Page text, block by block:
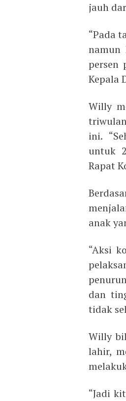
jauh
“Pada
namun
persen
Kepala
Willy
ini.
untuk
Rapat
anak
“Aksi
dan
tidak
Willy
lahir,
“Jadi